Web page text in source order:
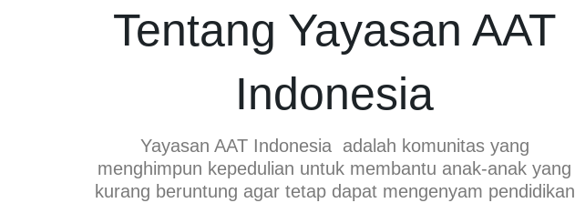
Tentang Yayasan AAT
Indonesia
Yayasan AAT Indonesia adalah komunitas yang
menghimpun kepedulian untuk membantu anak-anak yang
kurang beruntung agar tetap dapat mengenyam pendidikan